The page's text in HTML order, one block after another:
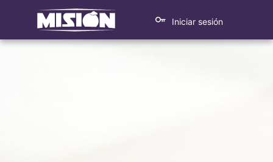
Iniciar sesión